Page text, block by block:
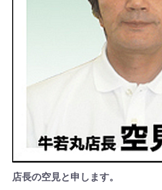
店長の空見と申します。